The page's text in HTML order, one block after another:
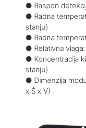
● Raspon
● Radna
stanju)
● Radna
● Relativna
● Koncentracija
stanju)
● Dimenzija
x Š x V)